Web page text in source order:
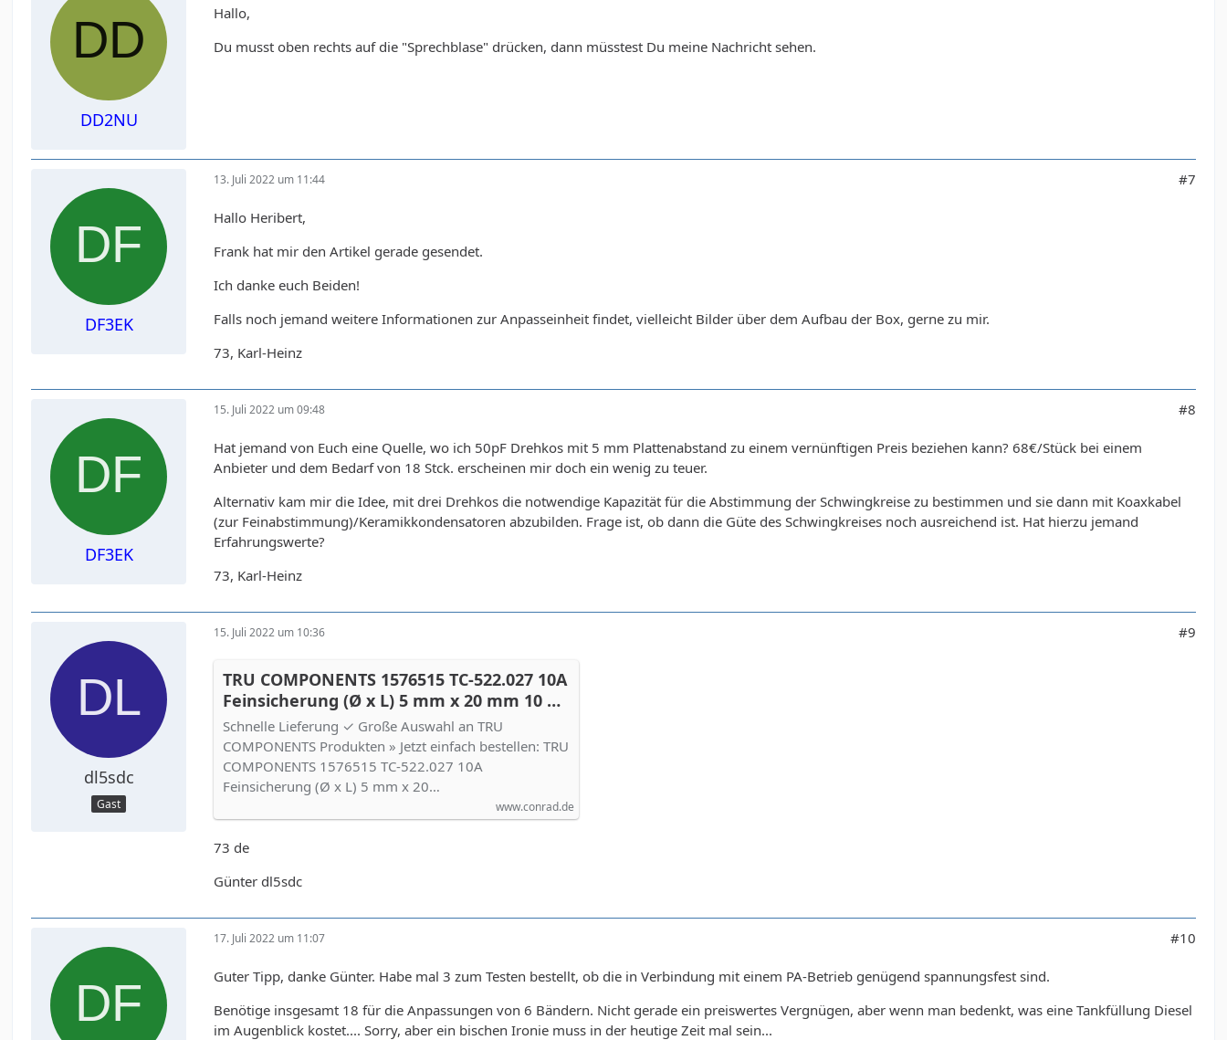
DD2NU
Hallo,
Du musst oben rechts auf die "Sprechblase" drücken, dann müsstest Du meine Nachricht sehen.
DF3EK
13. Juli 2022 um 11:44 #7
Hallo Heribert,
Frank hat mir den Artikel gerade gesendet.
Ich danke euch Beiden!
Falls noch jemand weitere Informationen zur Anpasseinheit findet, vielleicht Bilder über dem Aufbau der Box, gerne zu mir.
73, Karl-Heinz
DF3EK
15. Juli 2022 um 09:48 #8
Hat jemand von Euch eine Quelle, wo ich 50pF Drehkos mit 5 mm Plattenabstand zu einem vernünftigen Preis beziehen kann? 68€/Stück bei einem
Anbieter und dem Bedarf von 18 Stck. erscheinen mir doch ein wenig zu teuer.
Alternativ kam mir die Idee, mit drei Drehkos die notwendige Kapazität für die Abstimmung der Schwingkreise zu bestimmen und sie dann mit Koaxkabel
(zur Feinabstimmung)/Keramikkondensatoren abzubilden. Frage ist, ob dann die Güte des Schwingkreises noch ausreichend ist. Hat hierzu jemand
Erfahrungswerte?
73, Karl-Heinz
dl5sdc
Gast
15. Juli 2022 um 10:36 #9
TRU COMPONENTS 1576515 TC-522.027 10A
Feinsicherung (Ø x L) 5 mm x 20 mm 10 A
250 V Träge -T- Inhalt 1 St. kaufen
Schnelle Lieferung ✓ Große Auswahl an TRU
COMPONENTS Produkten » Jetzt einfach bestellen: TRU
COMPONENTS 1576515 TC-522.027 10A
Feinsicherung (Ø x L) 5 mm x 20…
www.conrad.de
73 de
Günter dl5sdc
17. Juli 2022 um 11:07 #10
Guter Tipp, danke Günter. Habe mal 3 zum Testen bestellt, ob die in Verbindung mit einem PA-Betrieb genügend spannungsfest sind.
Benötige insgesamt 18 für die Anpassungen von 6 Bändern. Nicht gerade ein preiswertes Vergnügen, aber wenn man bedenkt, was eine Tankfüllung Diesel
im Augenblick kostet.... Sorry, aber ein bischen Ironie muss in der heutige Zeit mal sein...